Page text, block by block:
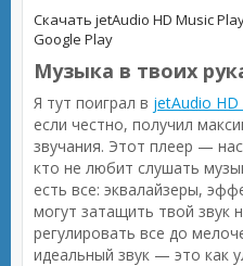
Скачать jetAudio HD Music
Google Play
Музыка в твоих
Я тут поиграл в jetAudio
если честно, получил
звучания. Этот плеер —
кто не любит слушать
есть все: эквалайзеры,
могут затащить твой
регулировать все до
идеальный звук — это как